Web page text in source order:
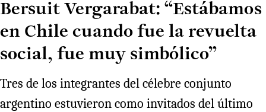
Bersuit Vergarabat: “Estábamos
en Chile cuando fue la revuelta
social, fue muy simbólico”
Tres de los integrantes del célebre conjunto
argentino estuvieron como invitados del último